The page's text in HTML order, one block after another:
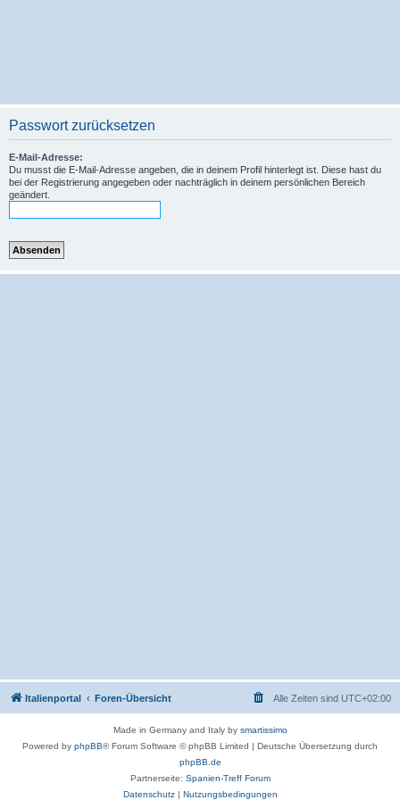
Passwort zurücksetzen
E-Mail-Adresse:
Du musst die E-Mail-Adresse angeben, die in deinem Profil hinterlegt ist. Diese hast du
bei der Registrierung angegeben oder nachträglich in deinem persönlichen Bereich
geändert.
Italienportal Foren-Übersicht Alle Zeiten sind UTC+02:00
Made in Germany and Italy by smartissimo
Powered by phpBB® Forum Software © phpBB Limited | Deutsche Übersetzung durch
phpBB.de
Partnerseite: Spanien-Treff Forum
Datenschutz| Nutzungsbedingungen